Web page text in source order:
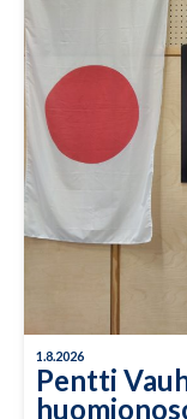
1.8.2026
Pentti